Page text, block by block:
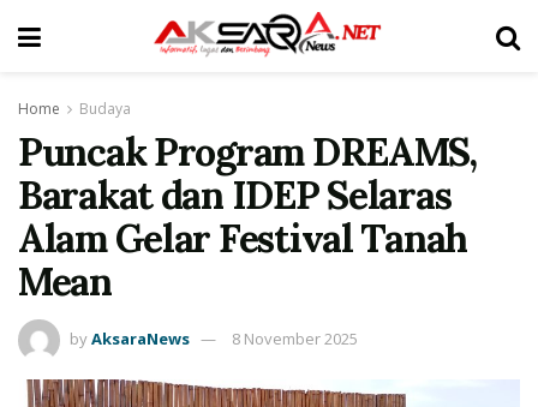
Home Budaya
Puncak Program DREAMS,
Barakat dan IDEP Selaras
Alam Gelar Festival Tanah
Mean
byAksaraNews 8 November 2025